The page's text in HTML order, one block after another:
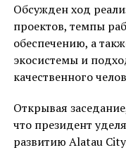
Обсужден ход
проектов, темпы
обеспечению, а
экосистемы и
качественного
Открывая
что президент
развитию Alatau